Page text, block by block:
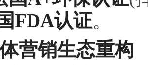
FDA认证。
营销生态重构